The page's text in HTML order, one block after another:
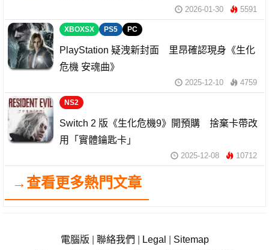
2026-01-30 5591
XBOXSX PS5 PC
PlayStation 疑洩新封面 里昂確認現身《生化
危機 安魂曲》
2025-12-10 4759
NS2
Switch 2 版《生化危機9》開預購 捨棄卡帶改
用「實體鑰匙卡」
2025-12-08 10712
→查看更多熱門文章
電腦版 聯絡我們 Legal
Sitemap